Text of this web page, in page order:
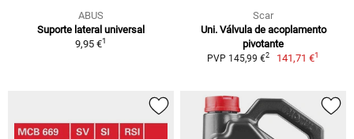
ABUS
Suporte lateral universal
9,95 €1
Scar
Uni. Válvula de acoplamento
pivotante
PVP 145,99 €2 141,71 €1